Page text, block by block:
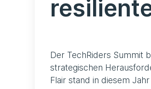
Der TechRiders Summit
strategischen
Flair stand in diesem